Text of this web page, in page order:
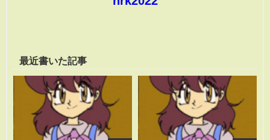
最近書いた記事